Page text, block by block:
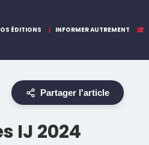
ÉDITIONS INFORMER AUTREMENT
Partager l'article
IJ 2024